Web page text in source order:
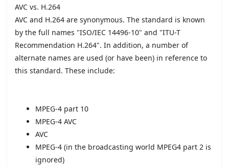
AVC vs. H.264
AVC and H.264 are synonymous. The standard is known
by the full names "ISO/IEC 14496-10" and "ITU-T
Recommendation H.264". In addition, a number of
alternate names are used (or have been) in reference to
this standard. These include:
MPEG-4 part 10
MPEG-4 AVC
AVC
MPEG-4 (in the broadcasting world MPEG4 part 2 is
ignored)